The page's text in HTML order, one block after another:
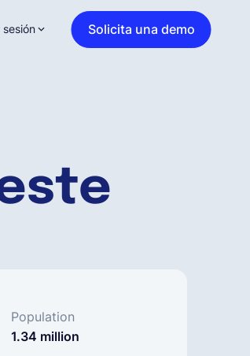
Population
1.34 million
sesión Solicita una demo